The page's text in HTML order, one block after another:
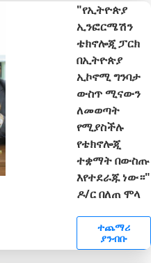
"የኢትዮጵያ
ኢንፎርሜሽን
ቴክኖሎጂ ፓርክ
በኢትዮጵያ
ኢኮኖሚ ግንባታ
ውስጥ ሚናውን
ለመወጣት
የሚያስችሉ
የቴክኖሎጂ
ተቋማት በውስጡ
እየተደራጁ ነው።"
ዶ/ር በለጠ ሞላ
ተጨማሪ
ያንብቡ